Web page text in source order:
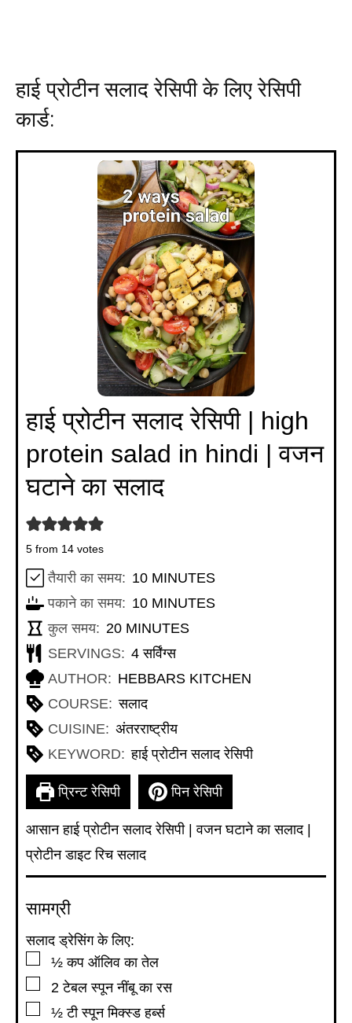
हाई प्रोटीन सलाद रेसिपी के लिए रेसिपी
कार्ड:
हाई प्रोटीन सलाद रेसिपी | high
protein salad in hindi | वजन
घटाने का सलाद
5 from 14 votes
तैयारी का समय: 10MINUTES
MINUTES
पकाने का समय: 10MINUTES
MINUTES
कुल समय: 20MINUTES
MINUTES
SERVINGS: 4 सर्विंग्स
AUTHOR: HEBBARS KITCHEN
COURSE: सलाद
CUISINE: अंतरराष्ट्रीय
KEYWORD: हाई प्रोटीन सलाद रेसिपी
प्रिन्ट रेसिपी पिन रेसिपी
आसान हाई प्रोटीन सलाद रेसिपी | वजन घटाने का सलाद |
प्रोटीन डाइट रिच सलाद
सामग्री
सलाद ड्रेसिंग के लिए:
▢
½ कप ऑलिव का तेल
▢
2 टेबल स्पून नींबू का रस
▢
½ टी स्पूनमिक्स्ड हर्ब्स